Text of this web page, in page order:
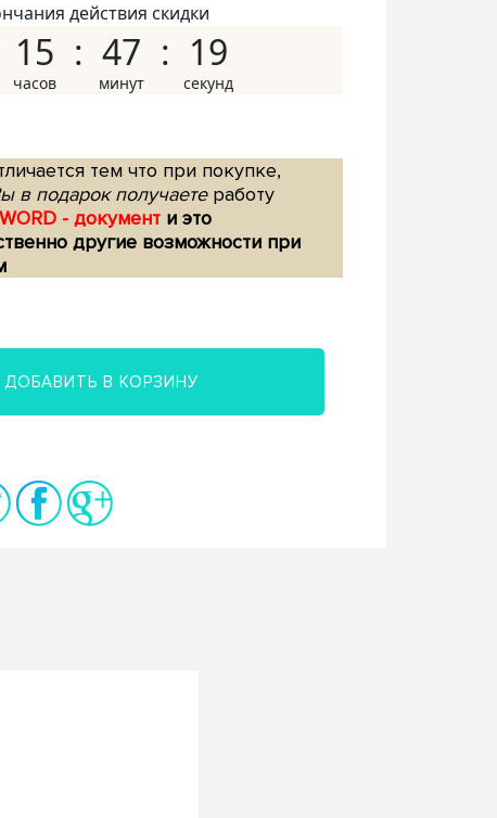
действия скидки
15 47 18
тем что при покупке,
в подарок получаетеработу
- документ и это
другие возможности при
ДОБАВИТЬ В КОРЗИНУ